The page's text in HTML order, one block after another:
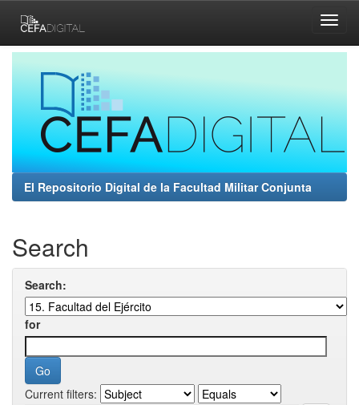
navigation
El Repositorio Digital de la Facultad Militar Conjunta
Search
Search:
for
Current filters: